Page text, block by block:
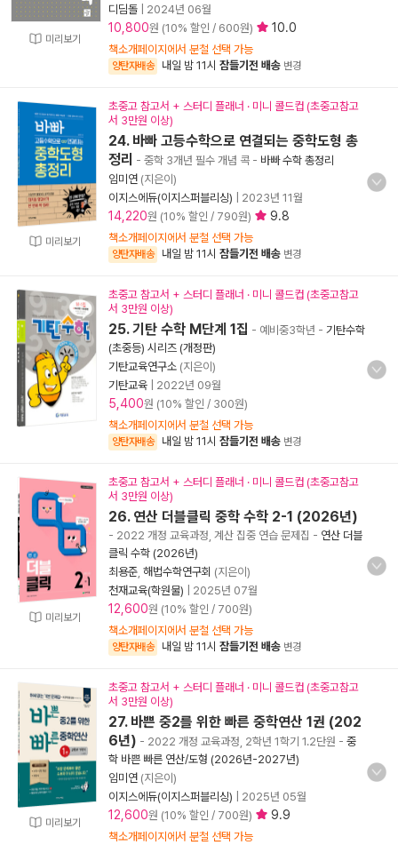
미리보기
디딤돌 2024년 06월
10,800원 (10% 할인 / 600원) 10.0
책소개페이지에서 분철 선택 가능
양탄자배송 내일 밤 11시 잠들기전 배송 변경
미리보기
초중고 참고서 + 스터디 플래너 · 미니 콜드컵 (초중고참고
서 3만원 이상)
24. 바빠 고등수학으로 연결되는 중학도형 총
정리 - 중학 3개년 필수 개념 콕 - 바빠 수학 총정리
임미연 (지은이)
이지스에듀(이지스퍼블리싱)
2023년 11월
14,220원 (10% 할인 / 790원) 9.8
책소개페이지에서 분철 선택 가능
양탄자배송 내일 밤 11시 잠들기전 배송 변경
초중고 참고서 + 스터디 플래너 · 미니 콜드컵 (초중고참고
서 3만원 이상)
25. 기탄 수학 M단계 1집 - 예비중3학년 - 기탄수학
(초중등) 시리즈 (개정판)
기탄교육연구소 (지은이)
기탄교육
2022년 09월
5,400원 (10% 할인 / 300원)
책소개페이지에서 분철 선택 가능
양탄자배송 내일 밤 11시 잠들기전 배송 변경
미리보기
초중고 참고서 + 스터디 플래너 · 미니 콜드컵 (초중고참고
서 3만원 이상)
26. 연산 더블클릭 중학 수학 2-1 (2026년)
- 2022 개정 교육과정, 계산 집중 연습 문제집 - 연산 더블
클릭 수학 (2026년)
최용준 해법수학연구회 (지은이)
천재교육(학원물)
2025년 07월
12,600원 (10% 할인 / 700원)
책소개페이지에서 분철 선택 가능
양탄자배송 내일 밤 11시 잠들기전 배송 변경
미리보기
초중고 참고서 + 스터디 플래너 · 미니 콜드컵 (초중고참고
서 3만원 이상)
27. 바쁜 중2를 위한 빠른 중학연산 1권 (202
6년) - 2022 개정 교육과정, 2학년 1학기 1.2단원 - 중
학 바쁜 빠른 연산/도형 (2026년-2027년)
임미연 (지은이)
이지스에듀(이지스퍼블리싱)
2025년 05월
12,600원 (10% 할인 / 700원) 9.9
책소개페이지에서 분철 선택 가능